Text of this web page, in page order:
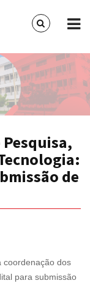
de
coordenação dos
para submissão